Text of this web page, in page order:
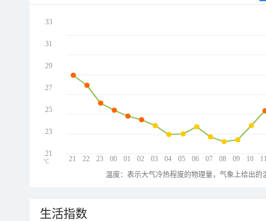
21 22 23 00 01 02 03 04 05 06 07 08 09 10
33
31
29
27
25
23
21
℃
温度：表示大气冷热程度的物理量，气象上给出
生活指数